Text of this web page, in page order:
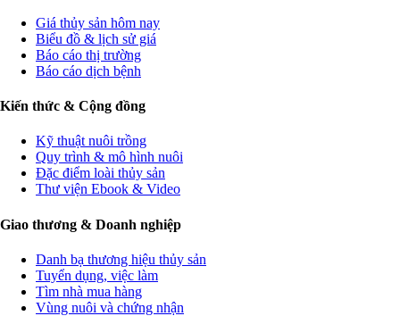
Giá thủy sản hôm nay
Biểu đồ & lịch sử giá
Báo cáo thị trường
Báo cáo dịch bệnh
Kiến thức & Cộng đồng
Kỹ thuật nuôi trồng
Quy trình & mô hình nuôi
Đặc điểm loài thủy sản
Thư viện Ebook & Video
Giao thương & Doanh nghiệp
Danh bạ thương hiệu thủy sản
Tuyển dụng, việc làm
Tìm nhà mua hàng
Vùng nuôi và chứng nhận